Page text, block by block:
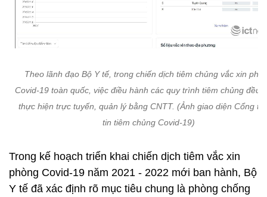
Theo lãnh đạo Bộ Y tế, trong chiến dịch tiêm chủng vắc xin
Covid-19 toàn quốc, việc điều hành các quy trình tiêm chủng đều
thực hiện trực tuyến, quản lý bằng CNTT. (Ảnh giao diện Cổng
tin tiêm chủng Covid-19)
Trong kế hoạch triển khai chiến dịch tiêm vắc xin
phòng Covid-19 năm 2021 - 2022 mới ban hành, Bộ
Y tế đã xác định rõ mục tiêu chung là phòng chống